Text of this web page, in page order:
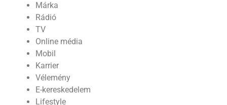
Márka
Rádió
TV
Online média
Mobil
Karrier
Vélemény
E-kereskedelem
Lifestyle